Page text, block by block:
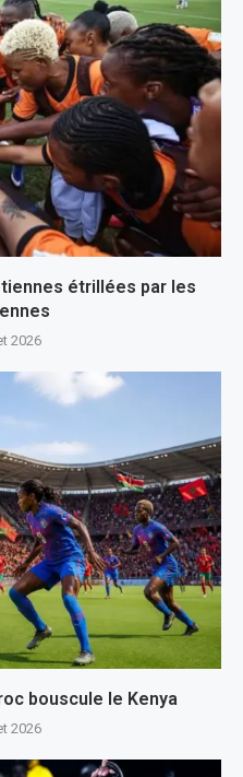
étrillées par les
2026
bouscule le Kenya
2026